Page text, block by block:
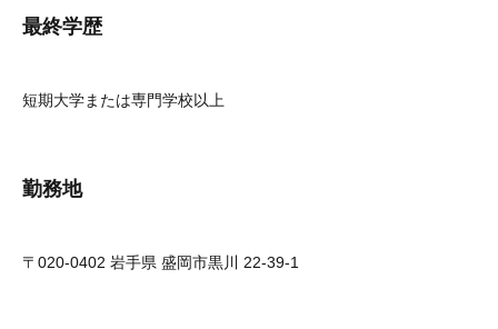
最終学歴
短期大学または専門学校以上
勤務地
〒020-0402 岩手県 盛岡市黒川 22-39-1